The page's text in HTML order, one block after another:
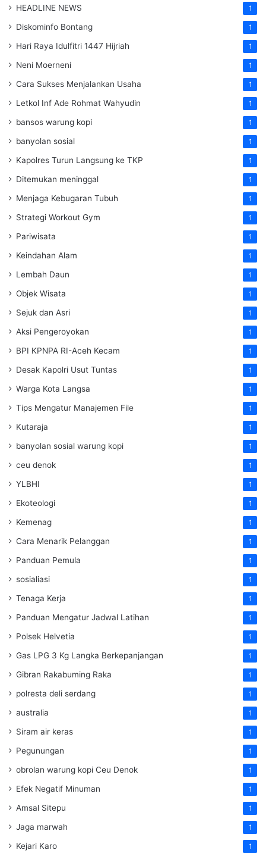
HEADLINE NEWS 1
Diskominfo Bontang 1
Hari Raya Idulfitri 1447 Hijriah 1
Neni Moerneni 1
Cara Sukses Menjalankan Usaha 1
Letkol Inf Ade Rohmat Wahyudin 1
bansos warung kopi 1
banyolan sosial 1
Kapolres Turun Langsung ke TKP 1
Ditemukan meninggal 1
Menjaga Kebugaran Tubuh 1
Strategi Workout Gym 1
Pariwisata 1
Keindahan Alam 1
Lembah Daun 1
Objek Wisata 1
Sejuk dan Asri 1
Aksi Pengeroyokan 1
BPI KPNPA RI-Aceh Kecam 1
Desak Kapolri Usut Tuntas 1
Warga Kota Langsa 1
Tips Mengatur Manajemen File 1
Kutaraja 1
banyolan sosial warung kopi 1
ceu denok 1
YLBHI 1
Ekoteologi 1
Kemenag 1
Cara Menarik Pelanggan 1
Panduan Pemula 1
sosialiasi 1
Tenaga Kerja 1
Panduan Mengatur Jadwal Latihan 1
Polsek Helvetia 1
Gas LPG 3 Kg Langka Berkepanjangan 1
Gibran Rakabuming Raka 1
polresta deli serdang 1
australia 1
Siram air keras 1
Pegunungan 1
obrolan warung kopi Ceu Denok 1
Efek Negatif Minuman 1
Amsal Sitepu 1
Jaga marwah 1
Kejari Karo 1